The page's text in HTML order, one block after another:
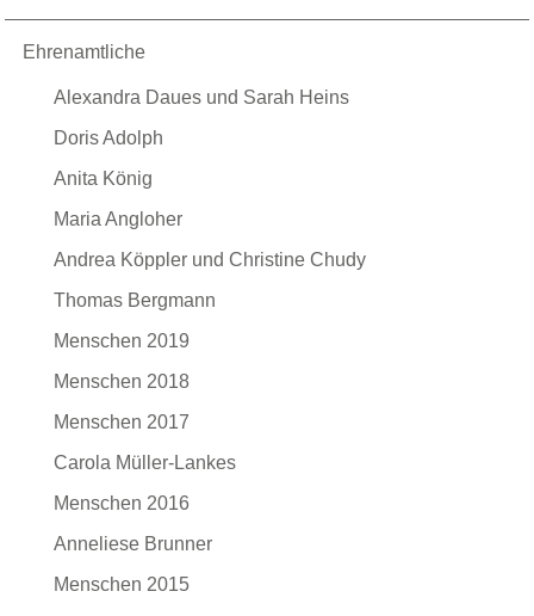
Ehrenamtliche
Alexandra Daues und Sarah Heins
Doris Adolph
Anita König
Maria Angloher
Andrea Köppler und Christine Chudy
Thomas Bergmann
Menschen 2019
Menschen 2018
Menschen 2017
Carola Müller-Lankes
Menschen 2016
Anneliese Brunner
Menschen 2015